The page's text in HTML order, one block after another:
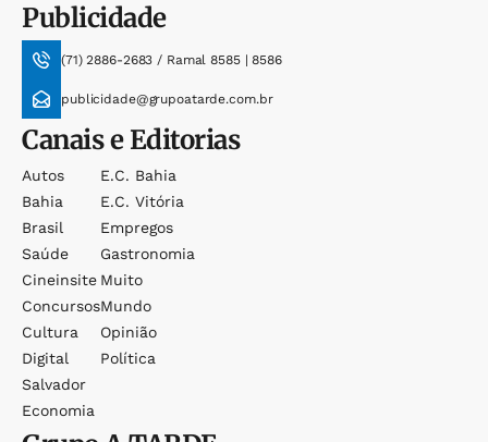
Publicidade
(71) 2886-2683 / Ramal 8585 | 8586
publicidade@grupoatarde.com.br
Canais e Editorias
Autos
Bahia
Brasil
Saúde
Cineinsite
Concursos
Cultura
Digital
Salvador
Economia
E.c. Bahia
E.c. Vitória
Empregos
Gastronomia
Muito
Mundo
Opinião
Política